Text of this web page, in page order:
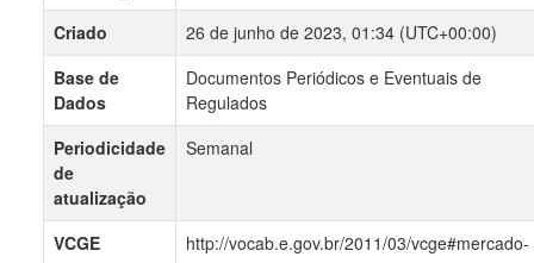
Criado
26 de junho de 2023, 01:34 (UTC+00:00)
Base de
Dados
Documentos Periódicos e Eventuais de
Regulados
Periodicidade
de
atualização
Semanal
VCGE
http://vocab.e.gov.br/2011/03/vcge#mercado-